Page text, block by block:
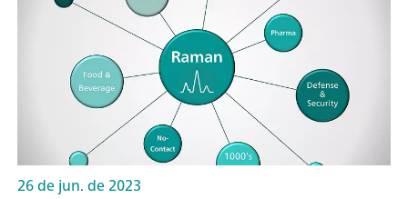
26 de jun. de 2023